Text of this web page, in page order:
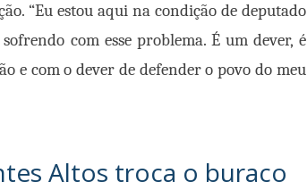
“Eu estou aqui na condição de deputado
com esse problema. É um dever, é
e com o dever de defender o povo do meu
Altos troca o buraco